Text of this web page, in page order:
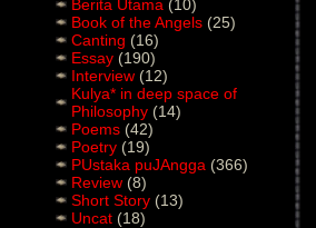
Berita Utama (10)
Book of the Angels (25)
Canting (16)
Essay (190)
Interview (12)
Kulya* in deep space of
Philosophy (14)
Poems (42)
Poetry (19)
PUstaka puJAngga (366)
Review (8)
Short Story (13)
Uncat (18)